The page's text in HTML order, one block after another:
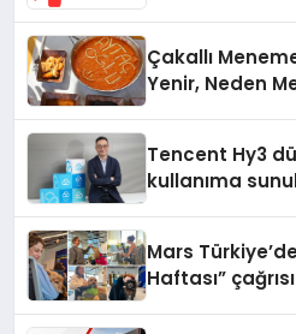
Çakallı
Yenir, Neden
Tencent Hy3
kullanıma
Mars
Haftası” çağrısı